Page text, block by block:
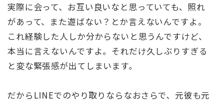
実際に会って、お互い良いなと思っていても、照れ
があって、また遊ばない？とか言えないんですよ。
これ経験した人しか分からないと思うんですけど、
本当に言えないんですよ。それだけ久しぶりすぎる
と変な緊張感が出てしまいます。
だからLINEでのやり取りならなおさらで、元彼も元